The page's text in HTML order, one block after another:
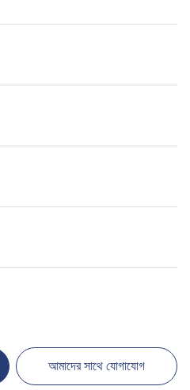
আমাদের সাথে যোগাযোগ